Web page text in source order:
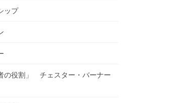
ップ
の役割」 チェスター・バーナー